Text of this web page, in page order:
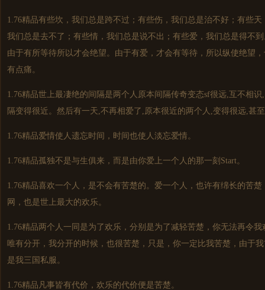
1.76精品有些坎，我们总是跨不过；有些伤，我们总是治不好；有些
我们总是去不了；有些情，我们总是说不出；有些爱，我们总是得不
由于有所等待所以才会绝望。由于有爱，才会有等待，所以纵使绝望
有点痛。
1.76精品世上最凄绝的间隔是两个人原本间隔传奇变态sf很远,互不相
隔变得很近。然后有一天,不再相爱了,原本很近的两个人,变得很远,甚
1.76精品爱情使人遗忘时间，时间也使人淡忘爱情。
1.76精品孤独不是与生俱来，而是由你爱上一个人的那一刻Start。
1.76精品喜欢一个人，是不会有苦楚的。爱一个人，也许有绵长的苦
网，也是世上最大的欢乐。
1.76精品两个人一同是为了欢乐，分别是为了减轻苦楚，你无法再令我
唯有分开，我分开的时候，也很苦楚，只是，你一定比我苦楚，由于
是我三国私服。
1.76精品凡事皆有代价，欢乐的代价便是苦楚。